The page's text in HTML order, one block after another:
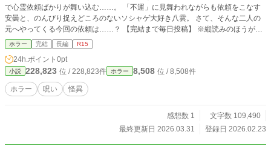
で心霊依頼ばかりが舞い込む……。 「不運」に見舞われながらも依頼をこなす
安曇と、のんびり捉えどころのないソシャゲ大好き八雲。 さて、そんな二人の
元へやってくる今回の依頼は……？ 【完結まで毎日投稿】 ※縦読みのほうが読
みやすいかと思います。
ホラー 完結 長編 R15
24h.ポイント 0pt
小説 228,823 位 / 228,823件 ホラー 8,508 位 / 8,508件
ホラー 呪い 怪異
感想数 1
文字数 109,490
最終更新日 2026.03.31
登録日 2026.02.23